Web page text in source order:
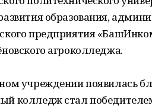
образования,
предприятия
агроколледжа.
учреждении появилась
колледж стал